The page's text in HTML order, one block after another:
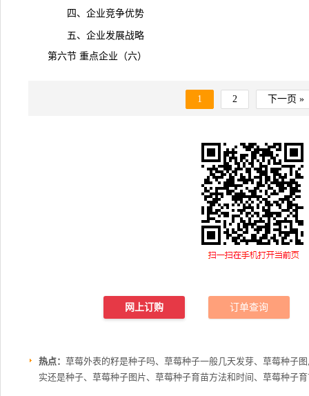
四、企业竞争优势
五、企业发展战略
第六节 重点企业（六）
1 2 下一页 »
网上订购 订单查询
热点： 草莓外表的籽是种子吗、草莓种子一般几天发芽、草莓种子
实还是种子、草莓种子图片、草莓种子育苗方法和时间、草莓种子